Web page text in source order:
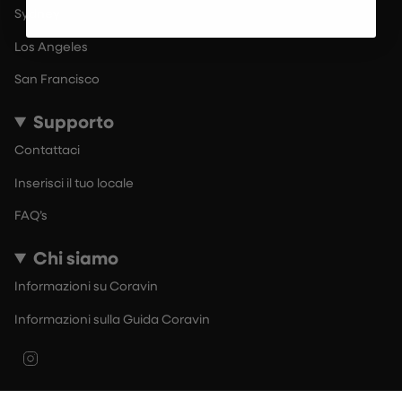
Sydney
Los Angeles
San Francisco
Supporto
Contattaci
Inserisci il tuo locale
FAQ’s
Chi siamo
Informazioni su Coravin
Informazioni sulla Guida Coravin